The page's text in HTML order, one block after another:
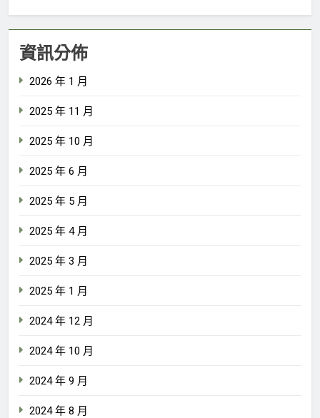
資訊分佈
2026 年 1 月
2025 年 11 月
2025 年 10 月
2025 年 6 月
2025 年 5 月
2025 年 4 月
2025 年 3 月
2025 年 1 月
2024 年 12 月
2024 年 10 月
2024 年 9 月
2024 年 8 月